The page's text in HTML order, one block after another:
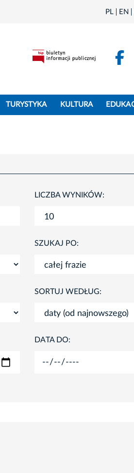
PL EN
TURYSTYKA KULTURA
LICZBA WYNIKÓW:
SZUKAJ PO:
SORTUJ WEDŁUG:
DATA DO: